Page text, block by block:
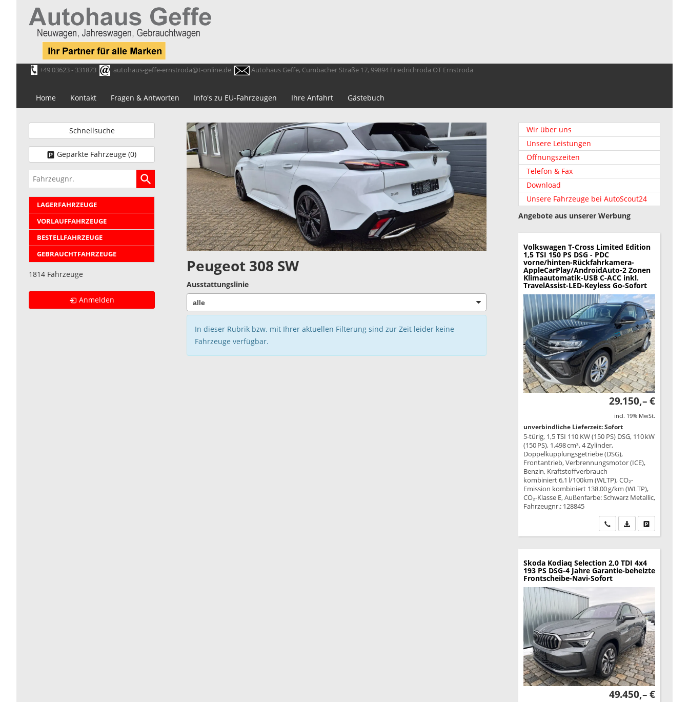
+49 03623 - 331873 autohaus-geffe-ernstroda@t-online.de Autohaus Geffe, Cumbacher Straße 17, 99894 Friedrichroda OT Ernstroda
Home Kontakt Fragen & Antworten Info's zu EU-Fahrzeugen Ihre Anfahrt Gästebuch
Peugeot 308 SW
Ausstattungslinie
In dieser Rubrik bzw. mit Ihrer aktuellen Filterung sind zur Zeit leider keine
Fahrzeuge verfügbar.
Schnellsuche
Geparkte Fahrzeuge (0)
Fahrzeugnr.
LAGERFAHRZEUGE
VORLAUFFAHRZEUGE
BESTELLFAHRZEUGE
GEBRAUCHTFAHRZEUGE
1814 Fahrzeuge
Anmelden
Wir über uns
Unsere Leistungen
Öffnungszeiten
Telefon & Fax
Download
Unsere Fahrzeuge bei AutoScout24
Angebote aus unserer Werbung
Volkswagen T-Cross Limited Edition
1,5 TSI 150 PS DSG - PDC
vorne/hinten-Rückfahrkamera-
AppleCarPlay/AndroidAuto-2 Zonen
Klimaautomatik-USB C-ACC inkl.
TravelAssist-LED-Keyless Go-Sofort
29.150,– €
incl. 19% MwSt.
unverbindliche Lieferzeit: Sofort
5-türig, 1,5 TSI 110 KW (150 PS) DSG, 110 kW
(150 PS), 1.498 cm³, 4 Zylinder,
Doppelkupplungsgetriebe (DSG),
Frontantrieb, Verbrennungsmotor (ICE),
Benzin, Kraftstoffverbrauch
kombiniert 6,1 l/100km (WLTP), CO₂-
Emission kombiniert 138.00 g/km (WLTP),
CO₂-Klasse E, Außenfarbe: Schwarz Metallic,
Fahrzeugnr.: 128845
Wir rufen Sie an
PDF-Datei,Drucken,
Skoda Kodiaq Selection 2,0 TDI 4x4
193 PS DSG-4 Jahre Garantie-beheizte
Frontscheibe-Navi-Sofort
49.450,– €